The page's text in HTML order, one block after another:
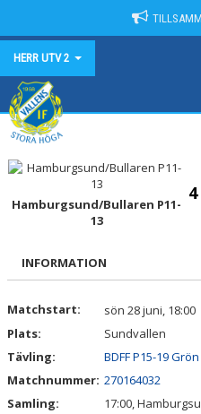
HERR UTV 2
HEM
NYHETER
KALENDER
TRUPPEN
DOKUMENT
KONTAKT
Hamburgsund/Bullaren P11-
13
INFORMATION
Matchstart:
sön 28 juni, 18:00
Plats:
Sundvallen
Tävling:
BDFF P15-19
Matchnummer: 270164032
Samling:
17:00,